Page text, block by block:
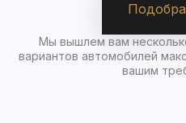
Мы вышлем вам
вариантов автомобилей
вашим